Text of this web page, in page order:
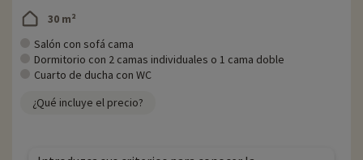
30 m²
Salón con sofá cama
Dormitorio con 2 camas individuales o 1 cama doble
Cuarto de ducha con WC
¿Qué incluye el precio?